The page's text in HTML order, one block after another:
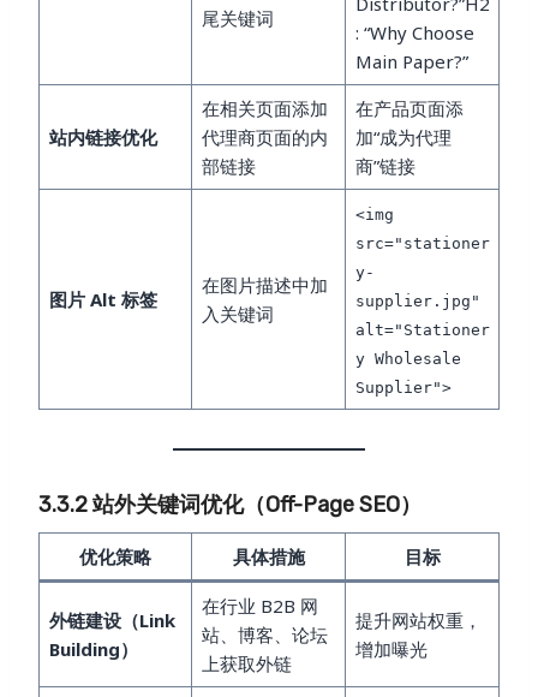
尾关键词
: “Why Choose
Main Paper?”
站内链接优化
在相关页面添加
代理商页面的内
部链接
在产品页面添
加“成为代理
商”链接
图片 Alt 标签
在图片描述中加
入关键词
<img
src="stationer
y-
supplier.jpg"
alt="Stationer
y Wholesale
Supplier">
3.3.2 站外关键词优化（Off-Page SEO）
优化策略 具体措施 目标
外链建设（Link
Building）
在行业 B2B 网
站、博客、论坛
上获取外链
提升网站权重，
增加曝光